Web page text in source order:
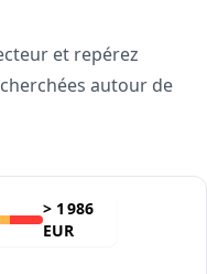
et repérez
autour de
> 1 986
EUR